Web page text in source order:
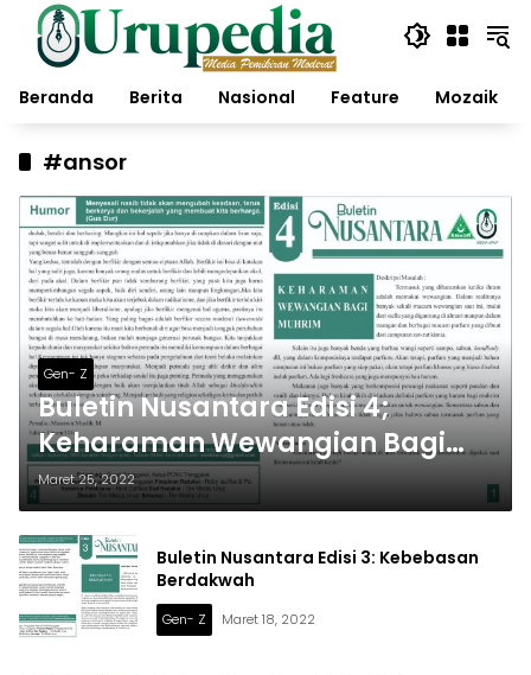
Langsung
konten
Beranda
Berita Nasional Feature Mozaik
#ansor
Gen- Z
Buletin Nusantara Edisi 4;
Keharaman Wewangian Bagi
Muhrim
Maret 25, 2022
Buletin Nusantara Edisi 3: Kebebasan
Berdakwah
Gen- Z Maret 18, 2022